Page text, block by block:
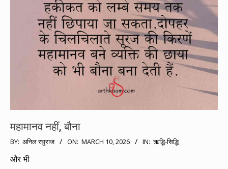
महामानव नहीं, बौना
2026-
03-
BY: अनिल रघुराज ON: MARCH 10, 2026 IN: ऋद्धि-सिद्धि
और भी